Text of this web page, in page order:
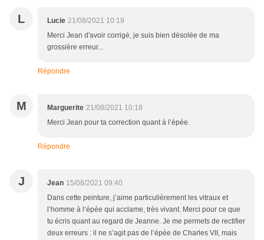
L Lucie 21/08/2021 10:19
Merci Jean d'avoir corrigé, je suis bien désolée de ma
grossière erreur...
Répondre
M Marguerite 21/08/2021 10:18
Merci Jean pour ta correction quant à l’épée.
Répondre
J Jean 15/08/2021 09:40
Dans cette peinture, j’aime particulièrement les vitraux et
l’homme à l’épée qui acclame, très vivant. Merci pour ce que
tu écris quant au regard de Jeanne. Je me permets de rectifier
deux erreurs : il ne s’agit pas de l’épée de Charles VII, mais